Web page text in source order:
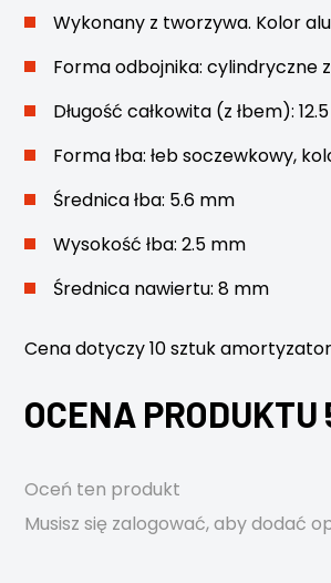
Wykonany z tworzywa. Kolor
Forma odbojnika: cylindryczne
Długość całkowita (z łbem):
Forma łba: łeb soczewkowy,
Średnica łba: 5.6 mm
Wysokość łba: 2.5 mm
Średnica nawiertu: 8 mm
Cena dotyczy 10 sztuk
OCENA
Oceń ten produkt
Musisz się zalogować, aby dodać